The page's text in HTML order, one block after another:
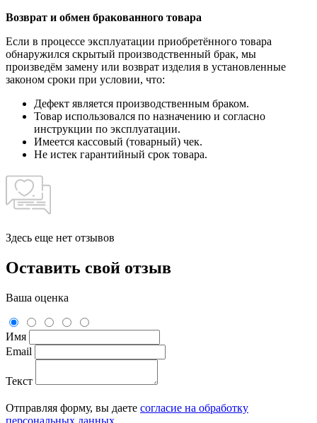
Возврат и обмен бракованного товара
Если в процессе эксплуатации приобретённого товара
обнаружился скрытый производственный брак, мы
произведём замену или возврат изделия в установленные
законом сроки при условии, что:
Дефект является производственным браком.
Товар использовался по назначению и согласно
инструкции по эксплуатации.
Имеется кассовый (товарный) чек.
Не истек гарантийный срок товара.
Здесь еще нет отзывов
Оставить свой отзыв
Ваша оценка
Имя
Email
Текст
Отправляя форму, вы даете согласие на обработку
персональных данных